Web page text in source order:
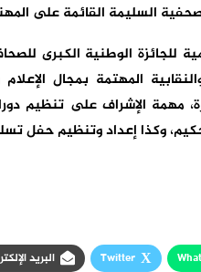
السليمة القائمة على
للجائزة الوطنية الكبرى
المهتمة بمجال
مهمة الإشراف على تنظيم
وكذا إعداد وتنظيم حفل
Twitter البريد